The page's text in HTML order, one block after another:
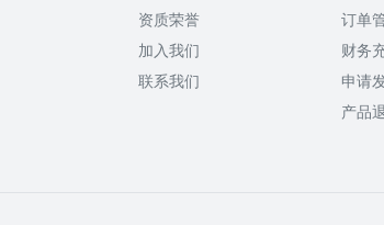
资质荣誉
加入我们
联系我们
订单
财务
申请
产品